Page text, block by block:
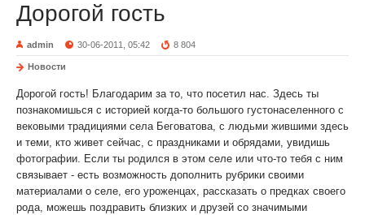
Дорогой гость
admin 30-06-2011, 05:42 8 804
Новости
Дорогой гость! Благодарим за то, что посетил нас. Здесь ты
познакомишься с историей когда-то большого густонаселенного с
вековыми традициями села Беговатова, с людьми жившими здесь
и теми, кто живет сейчас, с праздниками и обрядами, увидишь
фотографии. Если ты родился в этом селе или что-то тебя с ним
связывает - есть возможность дополнить рубрики своими
материалами о селе, его уроженцах, рассказать о предках своего
рода, можешь поздравить близких и друзей со значимыми